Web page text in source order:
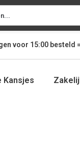
voor 15:00besteld =
Kansjes